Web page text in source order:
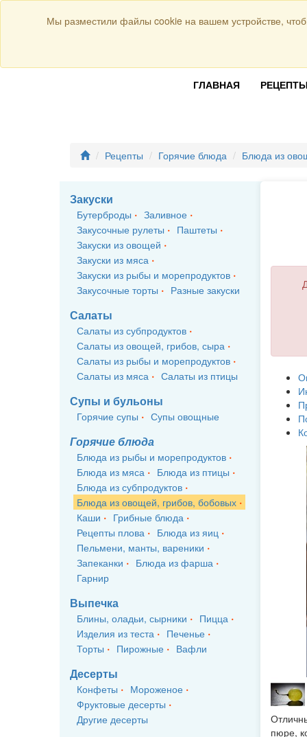
ГЛАВНАЯ
Рецепты Горячие блюда Блюда из
Закуски
Бутерброды
Заливное
Закусочные рулеты
Паштеты
Закуски из овощей
Закуски из мяса
Закуски из рыбы и морепродуктов
Закусочные торты
Разные закуски
Салаты
Салаты из субпродуктов
Салаты из овощей, грибов, сыра
Салаты из рыбы и морепродуктов
Салаты из мяса
Салаты из птицы
Супы и бульоны
Горячие супы Супы овощные
Горячие блюда
Блюда из рыбы и морепродуктов
Блюда из мяса
Блюда из птицы
Блюда из субпродуктов
Блюда из овощей, грибов, бобовых
Каши
Грибные блюда
Рецепты плова
Блюда из яиц
Пельмени, манты, вареники
Запеканки
Блюда из фарша
Гарнир
Выпечка
Блины, оладьи, сырники
Пицца
Изделия из теста
Печенье
Торты
Пирожные Вафли
Десерты
Конфеты
Мороженое
Фруктовые десерты
Другие десерты
пюре,
Мы разместили файлы cookie на вашем устройстве,